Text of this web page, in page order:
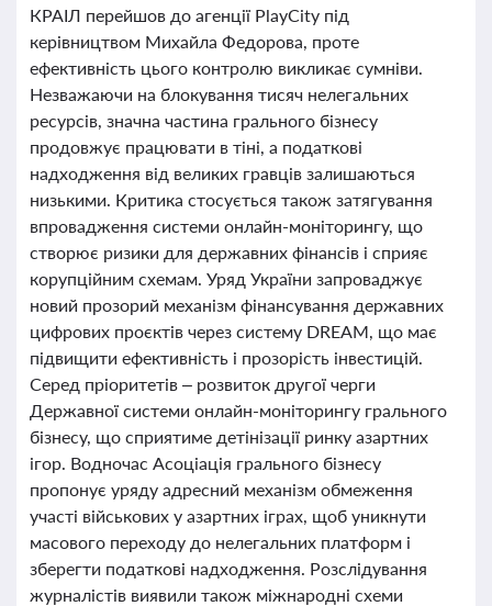
КРАІЛ перейшов до агенції PlayCity під
керівництвом Михайла Федорова, проте
ефективність цього контролю викликає сумніви.
Незважаючи на блокування тисяч нелегальних
ресурсів, значна частина грального бізнесу
продовжує працювати в тіні, а податкові
надходження від великих гравців залишаються
низькими. Критика стосується також затягування
впровадження системи онлайн-моніторингу, що
створює ризики для державних фінансів і сприяє
корупційним схемам. Уряд України запроваджує
новий прозорий механізм фінансування державних
цифрових проєктів через систему DREAM, що має
підвищити ефективність і прозорість інвестицій.
Серед пріоритетів – розвиток другої черги
Державної системи онлайн-моніторингу грального
бізнесу, що сприятиме детінізації ринку азартних
ігор. Водночас Асоціація грального бізнесу
пропонує уряду адресний механізм обмеження
участі військових у азартних іграх, щоб уникнути
масового переходу до нелегальних платформ і
зберегти податкові надходження. Розслідування
журналістів виявили також міжнародні схеми